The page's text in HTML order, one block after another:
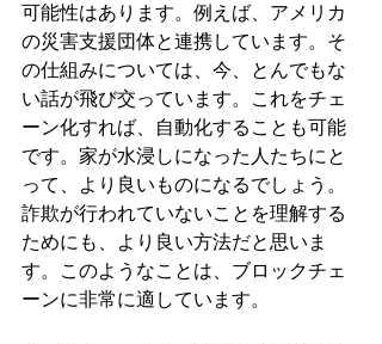
可能性はあります。例えば、アメリカ
の災害支援団体と連携しています。そ
の仕組みについては、今、とんでもな
い話が飛び交っています。これをチェ
ーン化すれば、自動化することも可能
です。家が水浸しになった人たちにと
って、より良いものになるでしょう。
詐欺が行われていないことを理解する
ためにも、より良い方法だと思いま
す。このようなことは、ブロックチェ
ーンに非常に適しています。